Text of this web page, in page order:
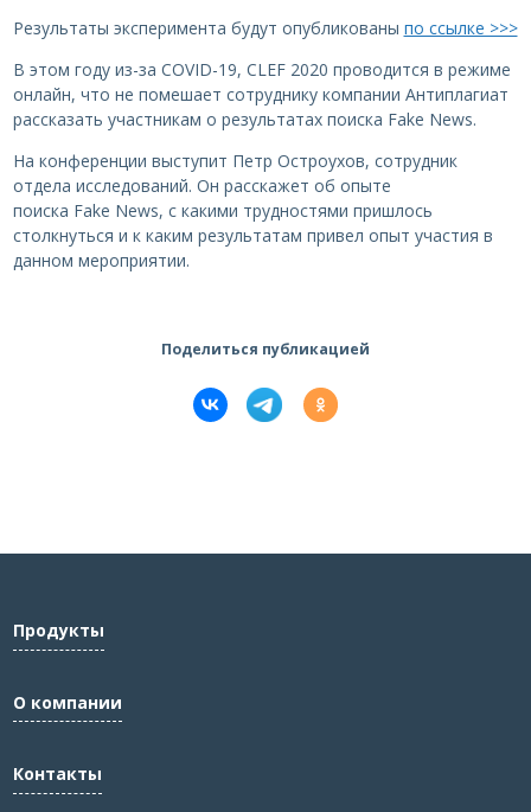
Результаты эксперимента будут опубликованы по ссылке >>>
В этом году из-за COVID-19, CLEF 2020 проводится в режиме
онлайн, что не помешает сотруднику компании Антиплагиат
рассказать участникам о результатах поиска Fake News.
На конференции выступит Петр Остроухов, сотрудник
отдела исследований. Он расскажет об опыте
поиска Fake News, с какими трудностями пришлось
столкнуться и к каким результатам привел опыт участия в
данном мероприятии.
Поделиться публикацией
Продукты
О компании
Контакты